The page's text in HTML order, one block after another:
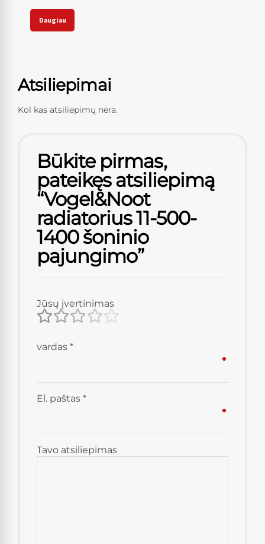
Daugiau
Atsiliepimai
Kol kas atsiliepimų nėra.
Būkite pirmas,
pateikęs atsiliepimą
“Vogel&Noot
radiatorius 11-500-
1400 šoninio
pajungimo”
Jūsų įvertinimas
Tavo atsiliepimas
vardas *
El. paštas *